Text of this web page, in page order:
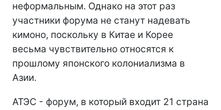
неформальным. Однако на этот раз
участники форума не станут надевать
кимоно, поскольку в Китае и Корее
весьма чувствительно относятся к
прошлому японского колониализма в
Азии.
АТЭС - форум, в который входит 21 страна